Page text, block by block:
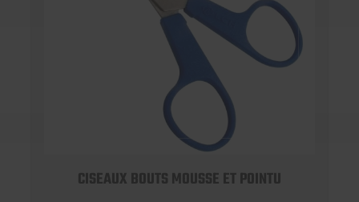
CISEAUX BOUTS MOUSSE ET POINTU